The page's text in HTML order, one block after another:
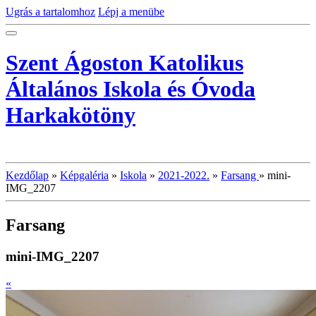
Ugrás a tartalomhoz Lépj a menübe
Szent Ágoston Katolikus
Általános Iskola és Óvoda
Harkakötöny
Kezdőlap » Képgaléria » Iskola » 2021-2022. » Farsang » mini-
IMG_2207
Farsang
mini-IMG_2207
«